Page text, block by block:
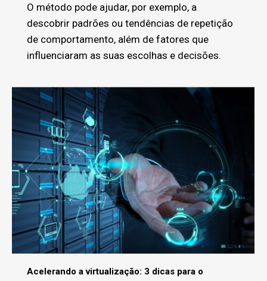
O método pode ajudar, por exemplo, a
descobrir padrões ou tendências de repetição
de comportamento, além de fatores que
influenciaram as suas escolhas e decisões.
Acelerando a virtualização: 3 dicas para o